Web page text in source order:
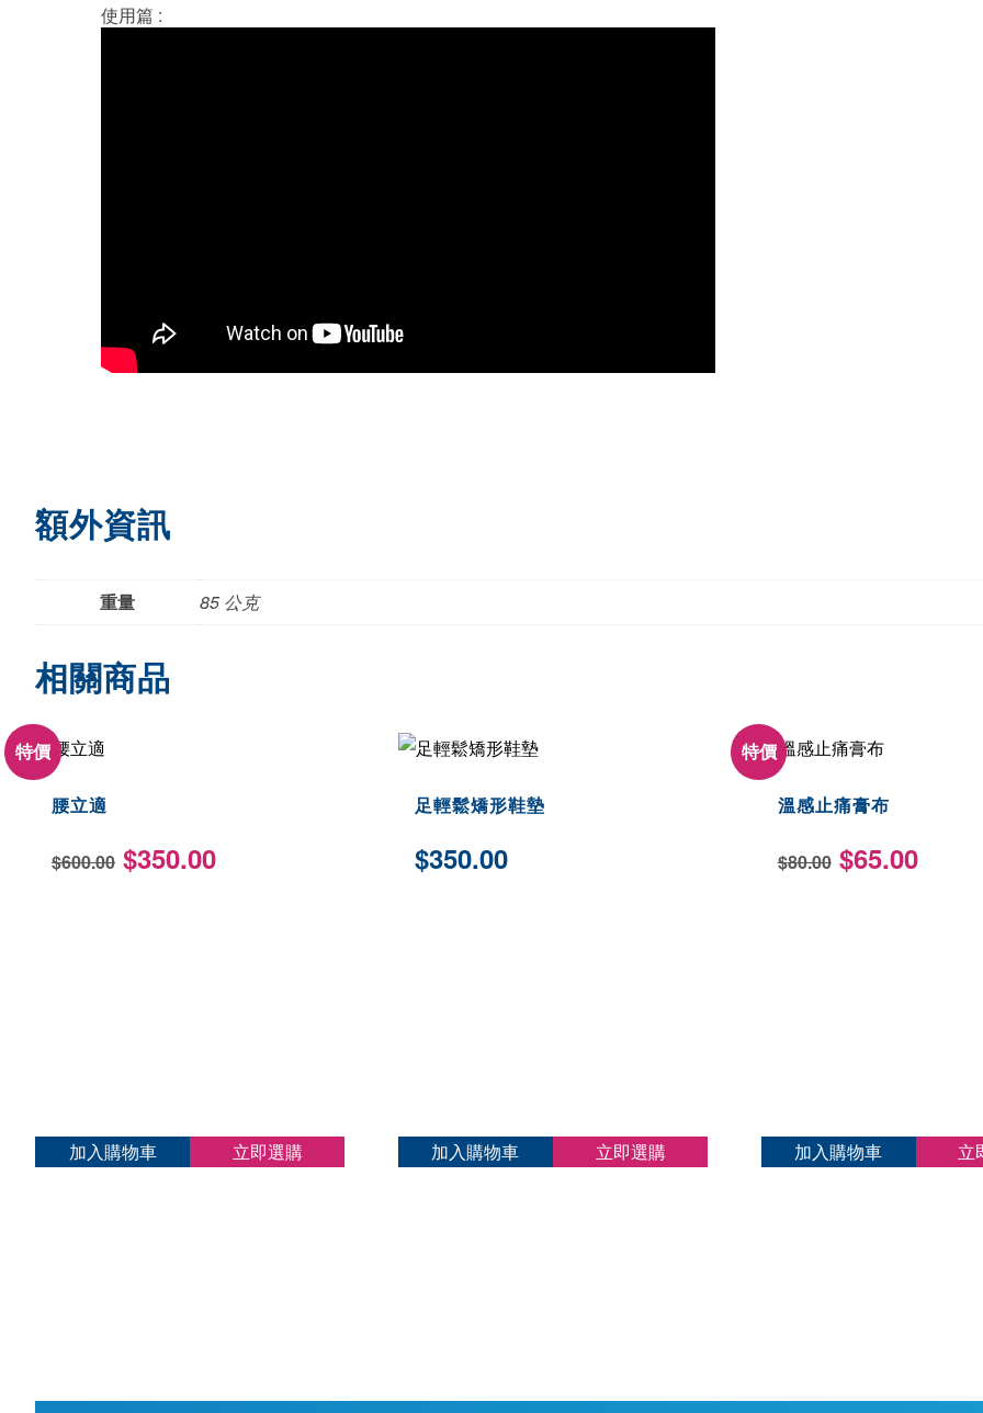
使用篇 :
額外資訊
重量 85 公克
相關商品
特價
腰立適
$600.00 原
$350.00目
加入購物車 立即選購
足輕鬆矯形鞋墊
$350.00
加入購物車 立即選購
特價
溫感止痛膏布
$80.00 原
$65.00目
加入購物車 立